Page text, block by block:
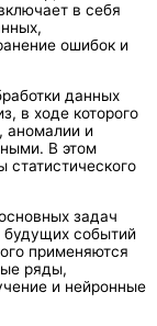
в себя
ошибок и
данных
в ходе которого
аномалии и
В этом
статистического
задач
будущих событий
применяются
ряды,
и нейронные